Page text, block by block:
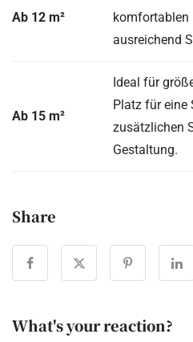
Ab 12 m²
komfortablen
ausreichend
Ab 15 m²
Ideal für
Platz für eine
zusätzlichen
Gestaltung.
Share
What's your reaction?